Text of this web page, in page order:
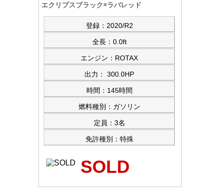
エクリプスブラック×ラバレッド
登録：2020/R2
全長：0.0ft
エンジン：ROTAX
出力： 300.0HP
時間：145時間
燃料種別：ガソリン
定員：3名
免許種別：特殊
SOLD